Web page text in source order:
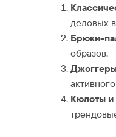
деловых
Брюки-
образов.
Кюлоты и